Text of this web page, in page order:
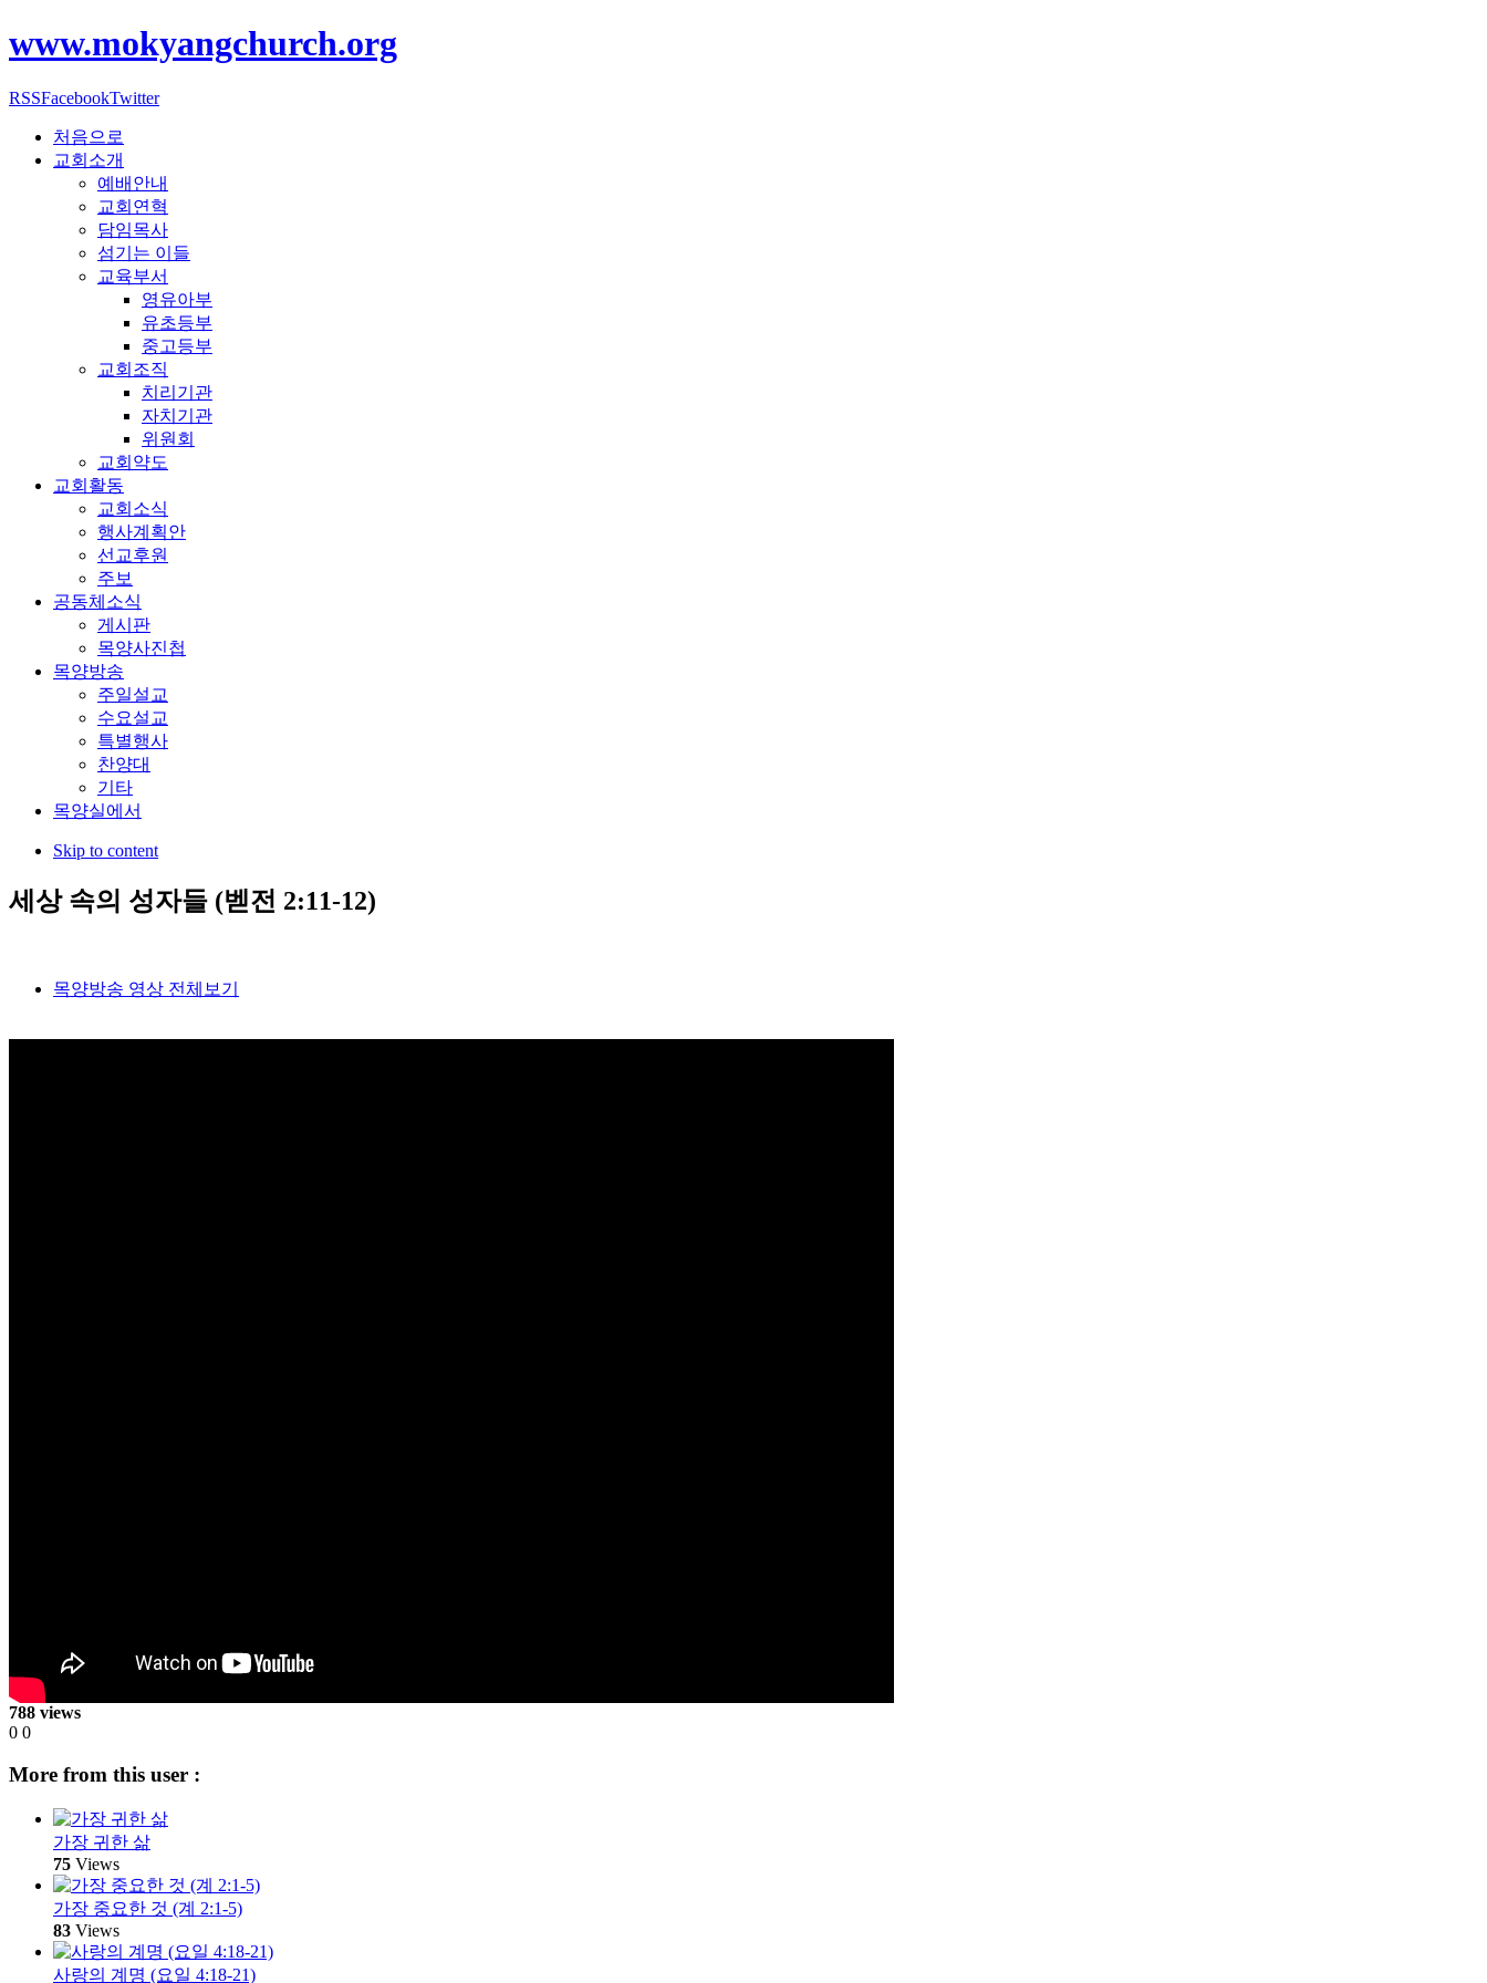
www.mokyangchurch.org
RSSFacebookTwitter
처음으로
교회소개
예배안내
교회연혁
담임목사
섬기는 이들
교육부서
영유아부
유초등부
중고등부
교회조직
치리기관
자치기관
위원회
교회약도
교회활동
교회소식
행사계획안
선교후원
주보
공동체소식
게시판
목양사진첩
목양방송
주일설교
수요설교
특별행사
찬양대
기타
목양실에서
Skip to content
세상 속의 성자들 (벧전 2:11-12)
목양방송 영상 전체보기
788 views
0 0
More from this user :
가장 귀한 삶
75 Views
가장 중요한 것 (계 2:1-5)
83 Views
사랑의 계명 (요일 4:18-21)